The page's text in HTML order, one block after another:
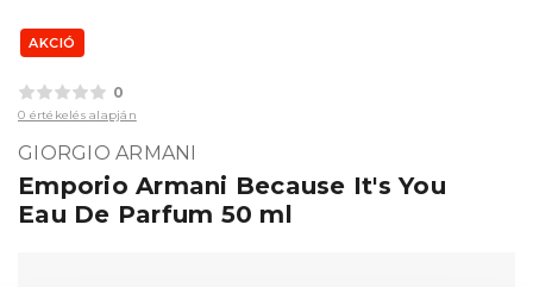
AKCIÓ
0
0 értékelés alapján
GIORGIO ARMANI
Emporio Armani Because It's You
Eau De Parfum 50 ml